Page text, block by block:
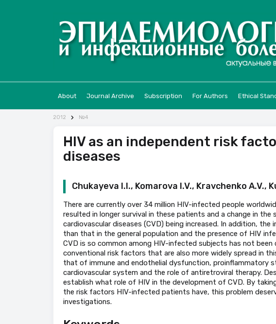
About Journal Archive Subscription For Authors Ethical
2012 №4
HIV as an independent risk
diseases
Chukayeva I.I., Komarova I.V., Kravchenko A.V.,
There are currently over 34 million HIV-infected people
resulted in longer survival in these patients and a change in
cardiovascular diseases (CVD) being increased. In addition,
than that in the general population and the presence of HIV
CVD is so common among HIV-infected subjects has not
conventional risk factors that are also more widely spread in
that of immune and endothelial dysfunction, proinflammatory
cardiovascular system and the role of antiretroviral therapy.
establish what role of HIV in the development of CVD. By
the risk factors HIV-infected patients have, this problem
investigations.